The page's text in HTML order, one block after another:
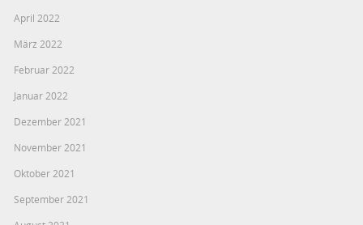
April 2022
März 2022
Februar 2022
Januar 2022
Dezember 2021
November 2021
Oktober 2021
September 2021